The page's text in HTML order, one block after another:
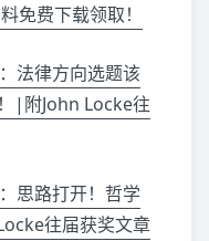
免费下载领取！
法律方向选题该
|附John Locke往
思路打开！哲学
往届获奖文章